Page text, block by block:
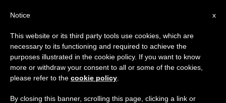
باكستنان: الراهبات يفتتحن موقعًا على
انترنت
x
Notice
This website or its third party tools use cookies, which are
necessary to its functioning and required to achieve the
purposes illustrated in the cookie policy. If you want to know
more or withdraw your consent to all or some of the cookies,
please refer to the cookie policy
By closing this banner, scrolling this page, clicking a link or